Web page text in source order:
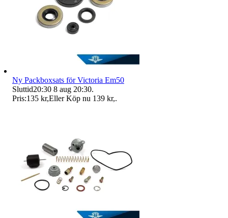
Ny Packboxsats för Victoria Em50
Sluttid20:30 8 aug 20:30.
Pris:135 kr,Eller Köp nu 139 kr,.